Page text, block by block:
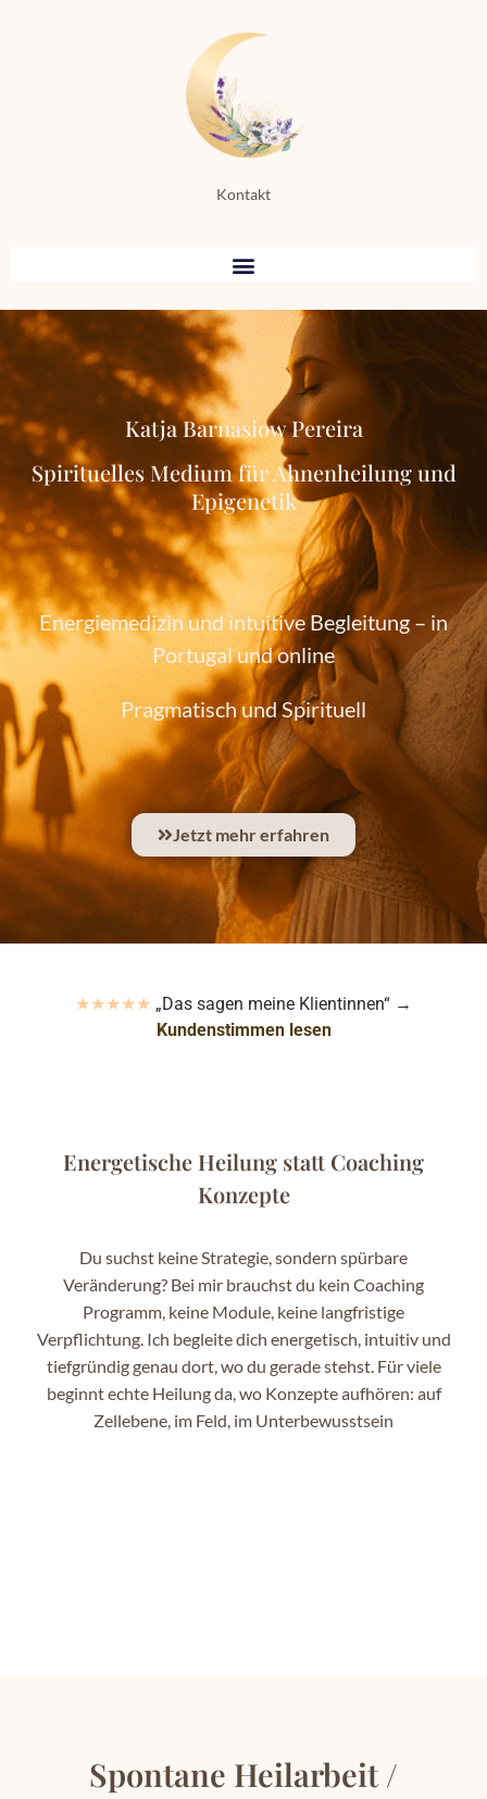
Kontakt
Katja Barnasiow Pereira
Spirituelles Medium für Ahnenheilung und
Epigenetik
Energiemedizin und intuitive Begleitung – in
Portugal und online
Pragmatisch und Spirituell
Jetzt mehr erfahren
★★★★★ „Das sagen meine Klientinnen“ →
Kundenstimmen lesen
Energetische Heilung statt Coaching
Konzepte
Du suchst keine Strategie, sondern spürbare
Veränderung? Bei mir brauchst du kein Coaching
Programm, keine Module, keine langfristige
Verpflichtung. Ich begleite dich energetisch, intuitiv und
tiefgründig genau dort, wo du gerade stehst. Für viele
beginnt echte Heilung da, wo Konzepte aufhören: auf
Zellebene, im Feld, im Unterbewusstsein
Spontane Heilarbeit /